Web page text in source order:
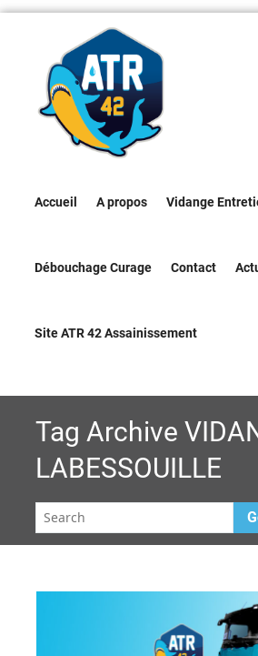
Accueil A propos Vidange
Débouchage Curage Contact
Site ATR 42 Assainissement
Tag Archive
LABESSOUILLE